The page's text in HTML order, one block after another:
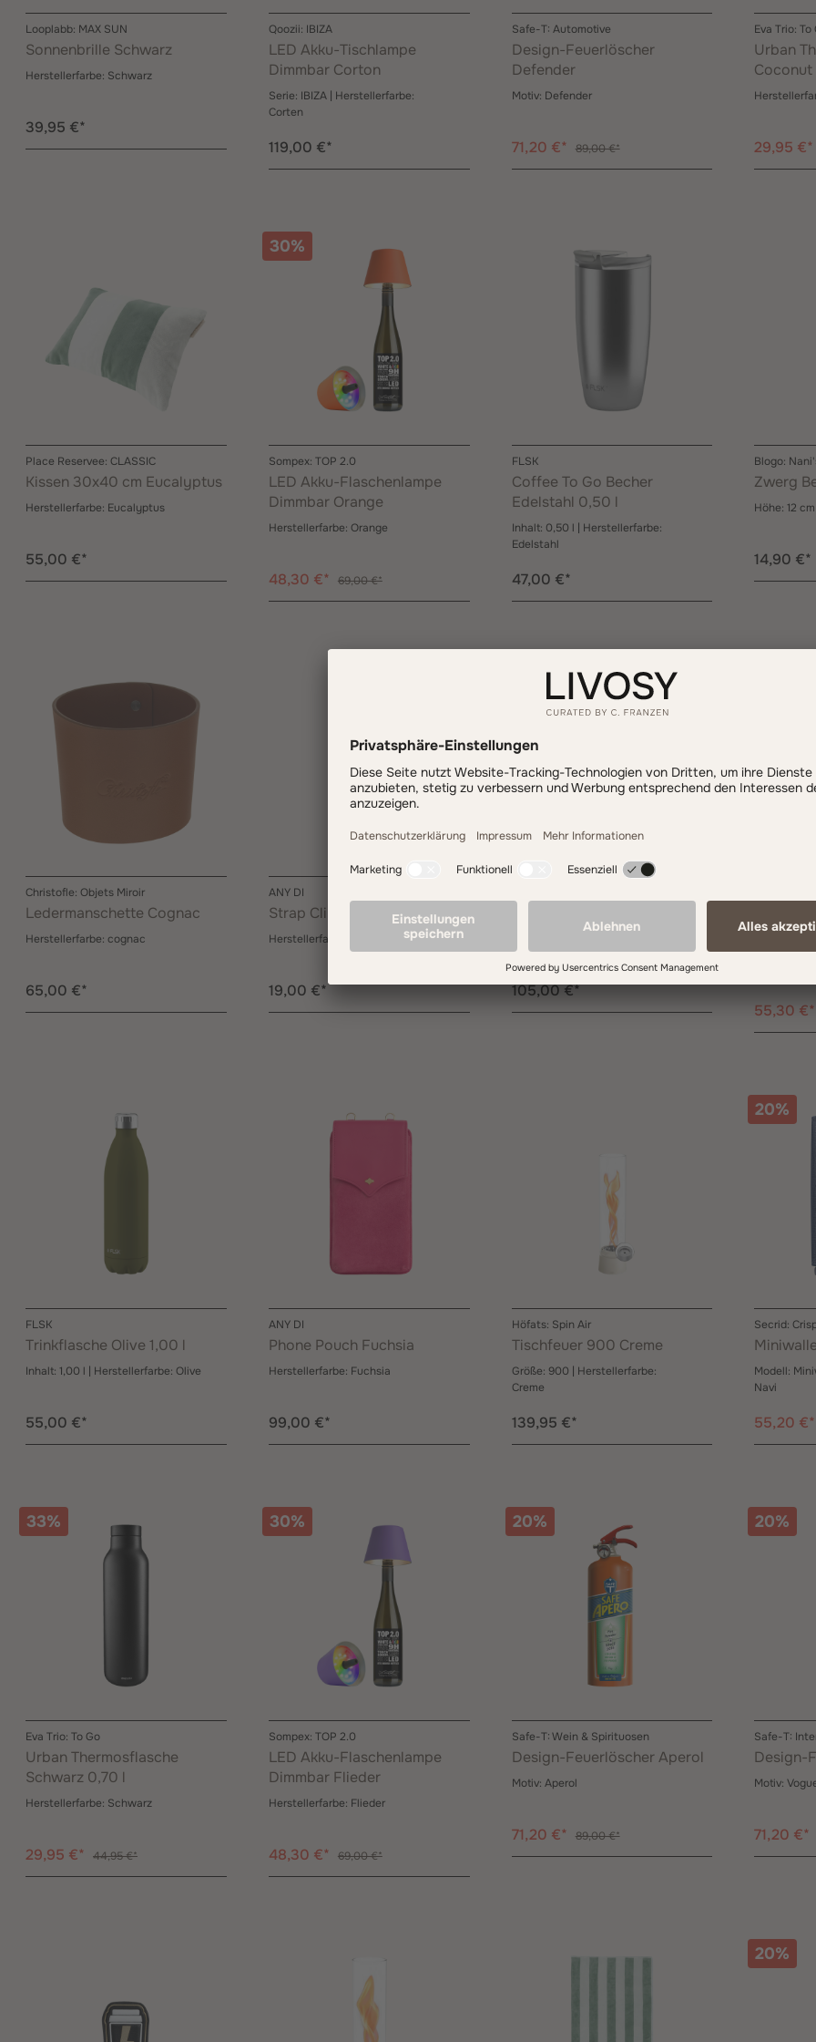
Looplabb: MAX SUN
Sonnenbrille Schwarz
Herstellerfarbe: Schwarz
39,95 €*
Qoozii: IBIZA
LED Akku-Tischlampe
Dimmbar Corton
Serie: IBIZA
| Herstellerfarbe:
Corten
119,00 €*
Safe-T: Automotive
Design-Feuerlöscher
Defender
Motiv: Defender
71,20 €* 89,00 €*
Eva Trio: To
Urban
29,95
Place Reservee: CLASSIC
Kissen 30x40 cm Eucalyptus
Herstellerfarbe: Eucalyptus
55,00 €*
30%
Sompex: TOP 2.0
LED Akku-Flaschenlampe
Dimmbar Orange
Herstellerfarbe: Orange
48,30 €* 69,00 €*
FLSK
Coffee To Go Becher
Edelstahl 0,50 l
Inhalt: 0,50 l
| Herstellerfarbe:
Edelstahl
47,00 €*
Blogo:
Zwerg
Höhe:12
14,90 €*
Christofle: Objets Miroir
Ledermanschette Cognac
Herstellerfarbe: cognac
65,00 €*
ANY DI
Strap Clip Schwarz/Gold
Herstellerfarbe: Schwarz/Gold
19,00 €* 105,00 €*
55,30
FLSK
Trinkflasche Olive 1,00 l
Inhalt: 1,00 l | Herstellerfarbe: Olive
55,00 €*
ANY DI
Phone Pouch Fuchsia
Herstellerfarbe: Fuchsia
99,00 €*
Höfats: Spin Air
Tischfeuer 900 Creme
Größe: 900
| Herstellerfarbe:
Creme
139,95 €*
20%
Secrid:
Modell:
Navi
55,20
33%
Eva Trio: To Go
Urban Thermosflasche
Schwarz 0,70 l
Herstellerfarbe: Schwarz
29,95 €* 44,95 €*
30%
Sompex: TOP 2.0
LED Akku-Flaschenlampe
Dimmbar Flieder
Herstellerfarbe: Flieder
48,30 €* 69,00 €*
20%
Safe-T: Wein & Spirituosen
Design-Feuerlöscher Aperol
Motiv: Aperol
71,20 €* 89,00 €*
20%
Safe-T:
Design-
Motiv:
71,20 €*
20%